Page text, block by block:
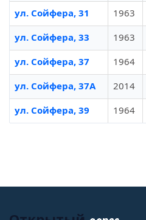
ул. Сойфера, 31
1963
ул. Сойфера, 33
1963
ул. Сойфера, 37
1964
ул. Сойфера, 37А
2014
ул. Сойфера, 39
1964